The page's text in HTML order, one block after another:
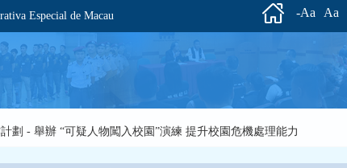
Especial de Macau -Aa Aa
劃 - 舉辦 “可疑人物闖入校園”演練 提升校園危機處理能力